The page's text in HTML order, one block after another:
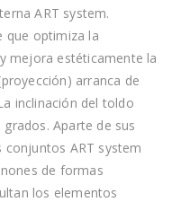
ART system.
que optimiza la
mejora estéticamente la
arranca de
inclinación del toldo
Aparte de sus
ART system
de formas
los elementos